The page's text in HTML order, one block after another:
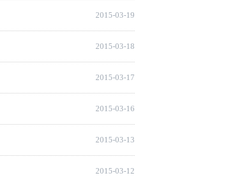
2015-03-19
2015-03-18
2015-03-17
2015-03-16
2015-03-13
2015-03-12